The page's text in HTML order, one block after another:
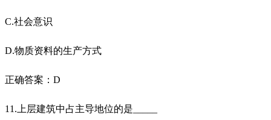
C.社会意识
D.物质资料的生产方式
正确答案：D
11.上层建筑中占主导地位的是_____